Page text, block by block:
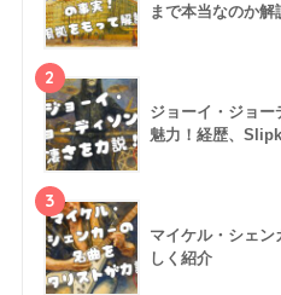
まで本当なのか解
2
ジョーイ・ジョー
魅力！経歴、
3
マイケル・シェン
しく紹介